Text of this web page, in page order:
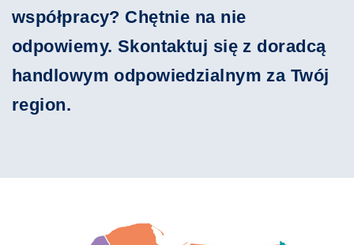
współpracy? Chętnie na nie
odpowiemy. Skontaktuj się z doradcą
handlowym odpowiedzialnym za Twój
region.